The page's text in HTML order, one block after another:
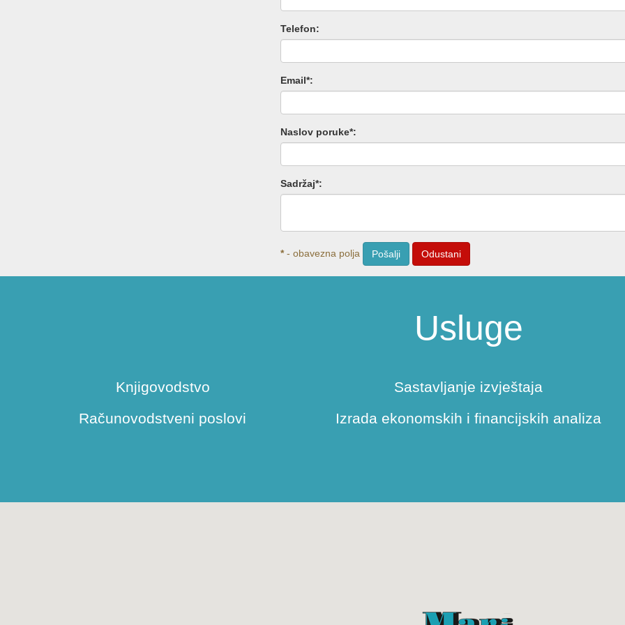
Telefon:
Email*:
Naslov poruke*:
Sadržaj*:
* - obavezna polja Pošalji Odustani
Usluge
Knjigovodstvo
Računovodstveni poslovi
Sastavljanje izvještaja
Izrada ekonomskih i financijskih analiza